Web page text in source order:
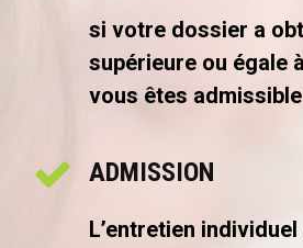
si votre dossier a
supérieure ou égale
vous êtes admissible
ADMISSION
L’entretien